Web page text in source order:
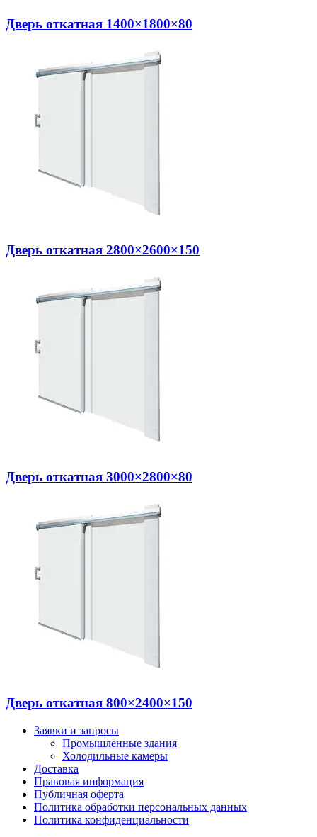
Дверь откатная 1400×1800×80
Дверь откатная 2800×2600×150
Дверь откатная 3000×2800×80
Дверь откатная 800×2400×150
Заявки и запросы
Промышленные здания
Холодильные камеры
Доставка
Правовая информация
Публичная оферта
Политика обработки персональных данных
Политика конфиденциальности